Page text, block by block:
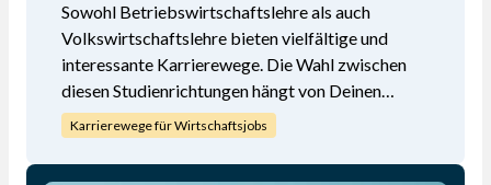
Sowohl Betriebswirtschaftslehre als auch
Volkswirtschaftslehre bieten vielfältige und
interessante Karrierewege. Die Wahl zwischen
diesen Studienrichtungen hängt von Deinen
persönlichen Interessen, Stärken und
langfristigen Karrierezielen ab. Ein BWL-Studium
bereitet Dich auf praktische
Karrierewege für Wirtschaftsjobs